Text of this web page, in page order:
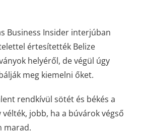
Business Insider interjúban
értesítették Belize
helyéről, de végül úgy
meg kiemelni őket.
rendkívül sötét és békés a
jobb, ha a búvárok végső
marad.